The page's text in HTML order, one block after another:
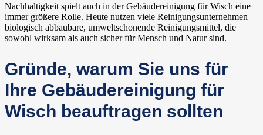
Nachhaltigkeit spielt auch in der Gebäudereinigung für Wisch eine
immer größere Rolle. Heute nutzen viele Reinigungsunternehmen
biologisch abbaubare, umweltschonende Reinigungsmittel, die
sowohl wirksam als auch sicher für Mensch und Natur sind.
Gründe, warum Sie uns für
Ihre Gebäudereinigung für
Wisch beauftragen sollten